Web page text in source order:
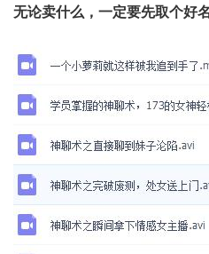
无论卖什么，一定要先取个好名